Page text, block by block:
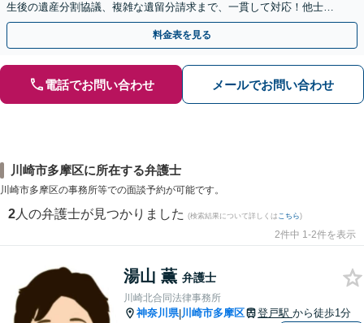
生後の遺産分割協議、複雑な遺留分請求まで、一貫して対応！他士業
との連携力を活かした最適解の追求【WEB面談対応】
料金表を見る
電話でお問い合わせ メールでお問い合わせ
川崎市多摩区に所在する弁護士
川崎市多摩区の事務所等での面談予約が可能です。
2 人の弁護士が見つかりました (検索結果について詳しくは こちら)
2件中 1-2件を表示
湯山 薫 弁護士
川崎北合同法律事務所
神奈川県|川崎市多摩区 登戸駅 から徒歩1分